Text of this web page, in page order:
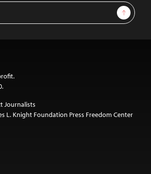
Sign Up
Journalists
L. Knight Foundation Press Freedom Center